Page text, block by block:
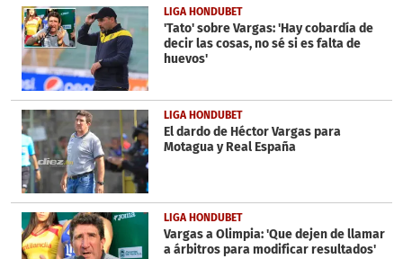
LIGA HONDUBET
'Tato' sobre Vargas: 'Hay cobardía de
decir las cosas, no sé si es falta de
huevos'
LIGA HONDUBET
El dardo de Héctor Vargas para
Motagua y Real España
LIGA HONDUBET
Vargas a Olimpia: 'Que dejen de llamar
a árbitros para modificar resultados'